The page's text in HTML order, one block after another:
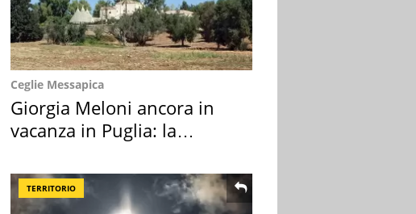
Ceglie Messapica
Giorgia Meloni ancora in
vacanza in Puglia: la
TERRITORIO